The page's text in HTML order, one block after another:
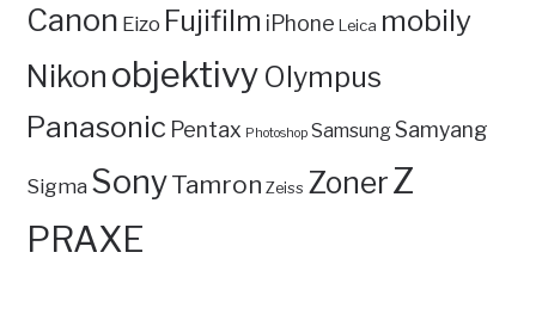
Canon Eizo Fujifilm iPhone Leica mobily
Nikon objektivy Olympus
Panasonic Pentax Photoshop SamsungSamyang
Sigma SonyTamron Zeiss ZonerZ
PRAXE